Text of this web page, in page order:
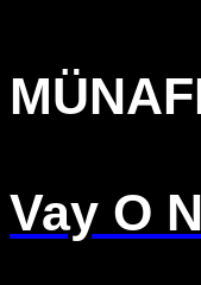
Vay O